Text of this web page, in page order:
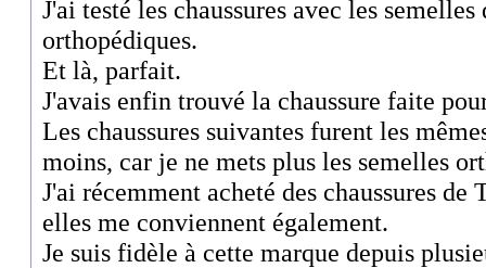
J'ai testé les chaussures avec les
orthopédiques.
Et là, parfait.
J'avais enfin trouvé la chaussure faite
Les chaussures suivantes furent les
moins, car je ne mets plus les semelles
J'ai récemment acheté des chaussures
elles me conviennent également.
Je suis fidèle à cette marque depuis